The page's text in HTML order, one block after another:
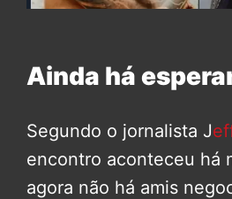
Ainda há
Segundo o jornalista J
encontro aconteceu há
agora não há amis